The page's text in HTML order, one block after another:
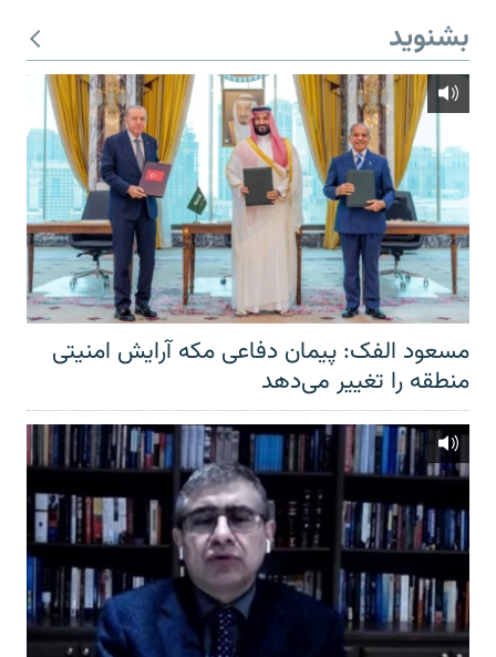
بشنوید
مسعود الفک: پیمان دفاعی مکه آرایش امنیتی
منطقه را تغییر می‌دهد